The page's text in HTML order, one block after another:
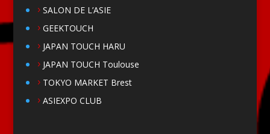
SALON DE L’ASIE
GEEKTOUCH
JAPAN TOUCH HARU
JAPAN TOUCH Toulouse
TOKYO MARKET Brest
ASIEXPO CLUB